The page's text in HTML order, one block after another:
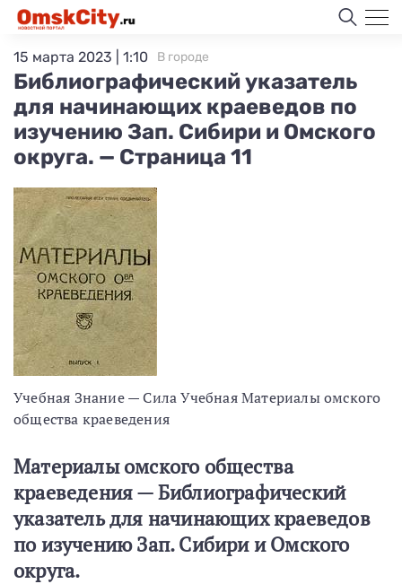
Библиографический указатель
для начинающих краеведов по
изучению Зап. Сибири и Омского
округа. — Страница 11
15 марта 2023 | 1:10 В городе
Учебная Знание — Сила Учебная Материалы омского
общества краеведения
Материалы омского общества
краеведения — Библиографический
указатель для начинающих краеведов
по изучению Зап. Сибири и Омского
округа.